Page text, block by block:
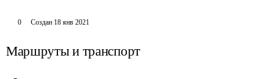
0 Создан 18 янв 2021
Маршруты и транспорт